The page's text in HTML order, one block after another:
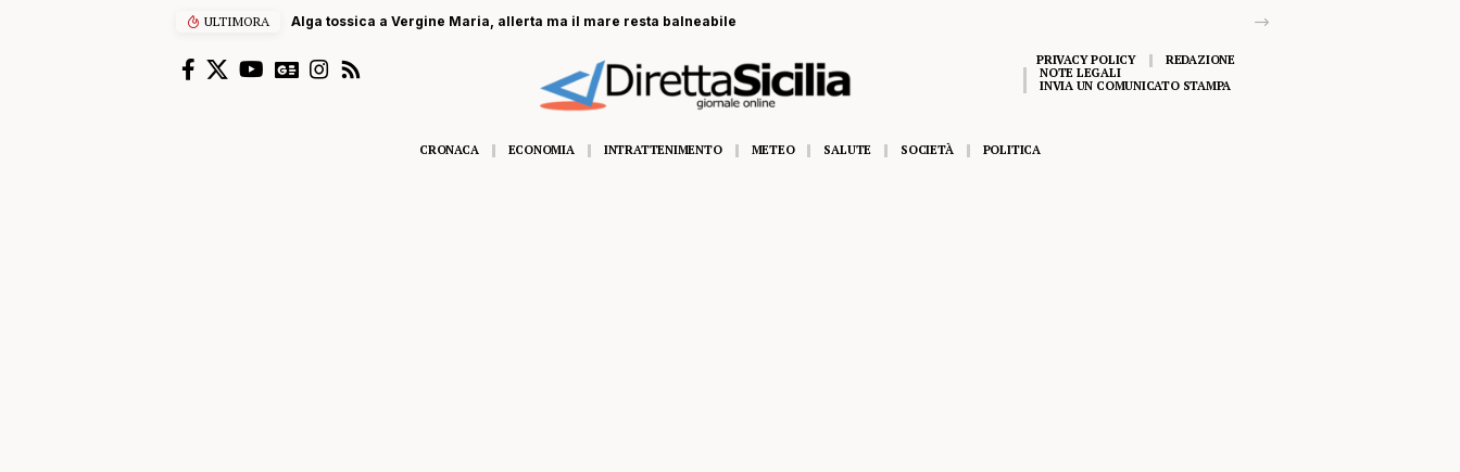
ULTIMORA Alga tossica a Vergine Maria, allerta ma il mare resta balneabile
PRIVACY POLICY
REDAZIONE
NOTE LEGALI
INVIA UN COMUNICATO STAMPA
CRONACA ECONOMIA INTRATTENIMENTO METEO SALUTE SOCIETÀ POLITICA